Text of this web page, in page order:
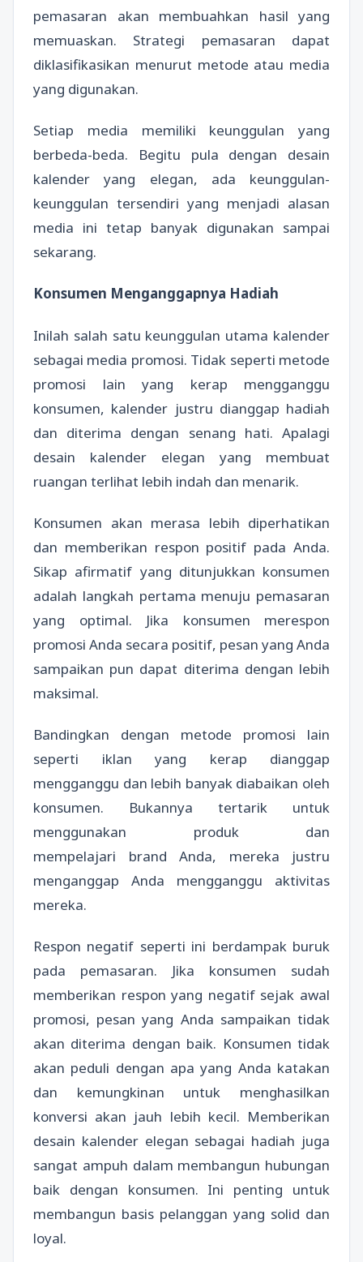
pemasaran akan membuahkan hasil yang
memuaskan. Strategi pemasaran dapat
diklasifikasikan menurut metode atau media
yang digunakan.
Setiap media memiliki keunggulan yang
berbeda-beda. Begitu pula dengan desain
kalender yang elegan, ada keunggulan-
keunggulan tersendiri yang menjadi alasan
media ini tetap banyak digunakan sampai
sekarang.
Konsumen Menganggapnya Hadiah
Inilah salah satu keunggulan utama kalender
sebagai media promosi. Tidak seperti metode
promosi lain yang kerap mengganggu
konsumen, kalender justru dianggap hadiah
dan diterima dengan senang hati. Apalagi
desain kalender elegan yang membuat
ruangan terlihat lebih indah dan menarik.
Konsumen akan merasa lebih diperhatikan
dan memberikan respon positif pada Anda.
Sikap afirmatif yang ditunjukkan konsumen
adalah langkah pertama menuju pemasaran
yang optimal. Jika konsumen merespon
promosi Anda secara positif, pesan yang Anda
sampaikan pun dapat diterima dengan lebih
maksimal.
Bandingkan dengan metode promosi lain
seperti iklan yang kerap dianggap
mengganggu dan lebih banyak diabaikan oleh
konsumen. Bukannya tertarik untuk
menggunakan produk dan
mempelajari brand Anda, mereka justru
menganggap Anda mengganggu aktivitas
mereka.
Respon negatif seperti ini berdampak buruk
pada pemasaran. Jika konsumen sudah
memberikan respon yang negatif sejak awal
promosi, pesan yang Anda sampaikan tidak
akan diterima dengan baik. Konsumen tidak
akan peduli dengan apa yang Anda katakan
dan kemungkinan untuk menghasilkan
konversi akan jauh lebih kecil. Memberikan
desain kalender elegan sebagai hadiah juga
sangat ampuh dalam membangun hubungan
baik dengan konsumen. Ini penting untuk
membangun basis pelanggan yang solid dan
loyal.